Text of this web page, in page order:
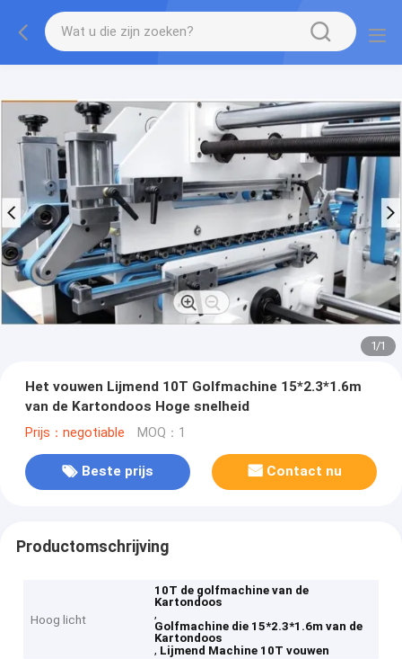
1/1
Het vouwen Lijmend 10T Golfmachine 15*2.3*1.6m
van de Kartondoos Hoge snelheid
Prijs：negotiable MOQ：1
Beste prijs Contact nu
Productomschrijving
Hoog licht
10T de golfmachine van de
Kartondoos
,
Golfmachine die 15*2.3*1.6m van de
Kartondoos
, Lijmend Machine 10T vouwen